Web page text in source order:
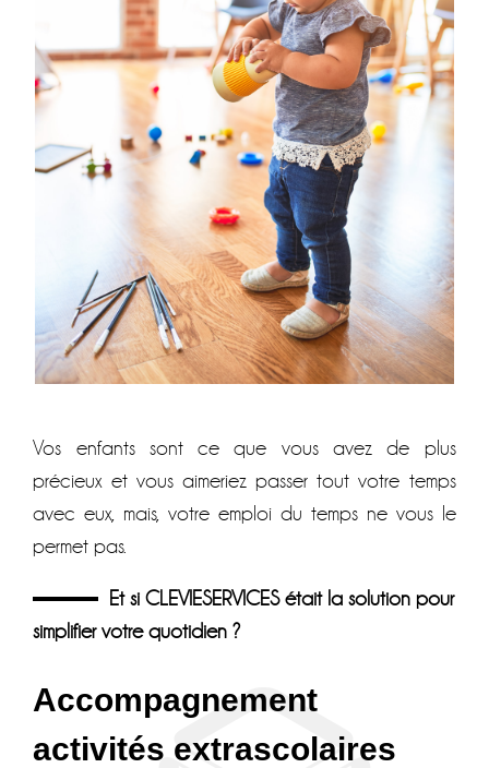
Vos enfants sont ce que vous avez de plus
précieux et vous aimeriez passer tout votre temps
avec eux, mais, votre emploi du temps ne vous le
permet pas.
Et si CLEVIESERVICES était la solution pour
simplifier votre quotidien ?
Accompagnement
activités extrascolaires